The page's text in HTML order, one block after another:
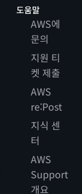
도움말
AWS에
문의
지원 티
켓 제출
AWS
re:Post
지식 센
터
AWS
Support
개요